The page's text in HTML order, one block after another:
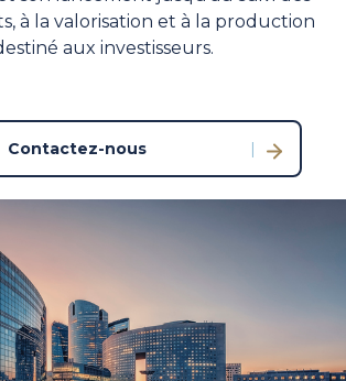
à la valorisation et à la production
aux investisseurs.
Contactez-nous